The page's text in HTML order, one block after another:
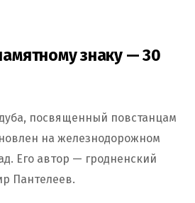
знаку — 30
посвященный повстанцам
на железнодорожном
Его автор — гродненский
Пантелеев.